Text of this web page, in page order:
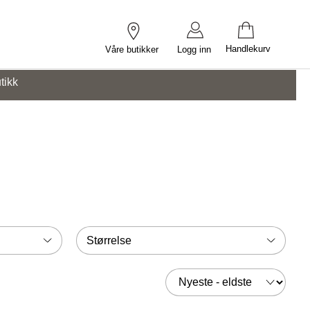
Våre butikker Logg inn Handlekurv
Størrelse
Sorter